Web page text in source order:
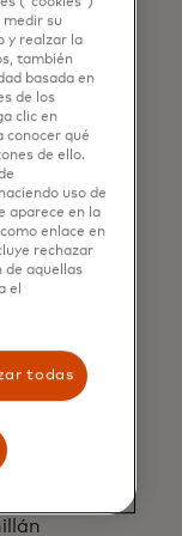
su
y realzar la
también
basada en
de los
clic en
conocer qué
de ello.
uso de
aparece en la
enlace en
rechazar
de aquellas
el
todas